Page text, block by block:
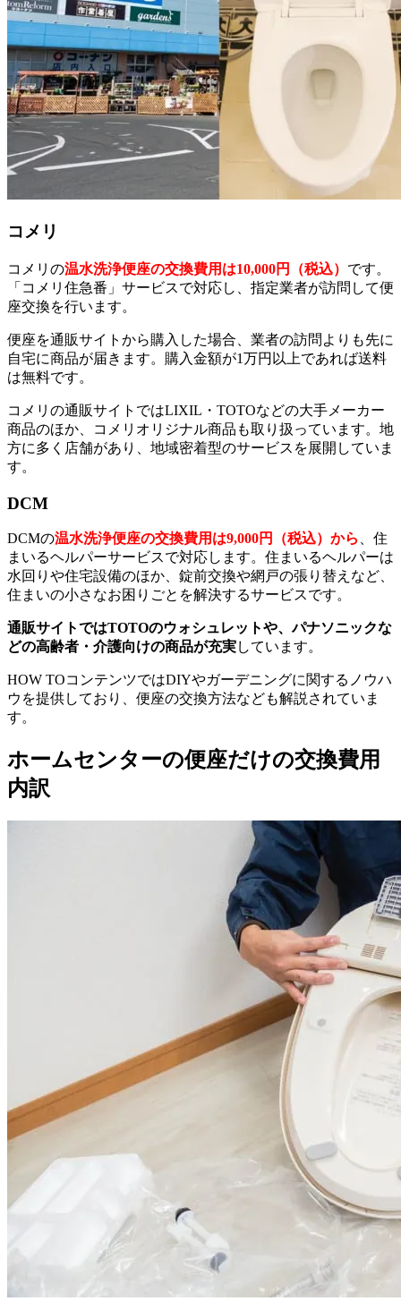
コメリ
コメリの温水洗浄便座の交換費用は10,000円（税込） です。
「コメリ住急番」サービスで対応し、指定業者が訪問して便
座交換を行います。
便座を通販サイトから購入した場合、業者の訪問よりも先に
自宅に商品が届きます。購入金額が1万円以上であれば送料
は無料です。
コメリの通販サイトではLIXIL・TOTOなどの大手メーカー
商品のほか、コメリオリジナル商品も取り扱っています。地
方に多く店舗があり、地域密着型のサービスを展開していま
す。
DCM
DCMの温水洗浄便座の交換費用は9,000円（税込）から
、住
まいるヘルパーサービスで対応します。住まいるヘルパーは
水回りや住宅設備のほか、錠前交換や網戸の張り替えなど、
住まいの小さなお困りごとを解決するサービスです。
通販サイトではTOTOのウォシュレットや、パナソニックな
どの高齢者・介護向けの商品が充実しています。
HOW TOコンテンツではDIYやガーデニングに関するノウハ
ウを提供しており、便座の交換方法なども解説されていま
す。
ホームセンターの便座だけの交換費用
内訳